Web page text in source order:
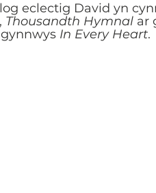
eclectig David yn
Thousandth Hymnal ar
In Every Heart.